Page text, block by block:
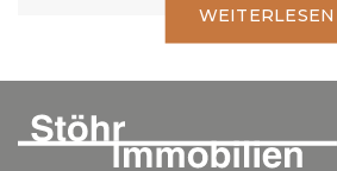
WEITERLESEN